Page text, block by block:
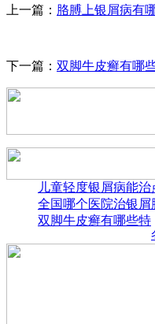
上一篇： 胳膊上银屑病有
下一篇： 双脚牛皮癣有哪
儿童轻度银屑病能治
全国哪个医院治银屑
双脚牛皮癣有哪些特